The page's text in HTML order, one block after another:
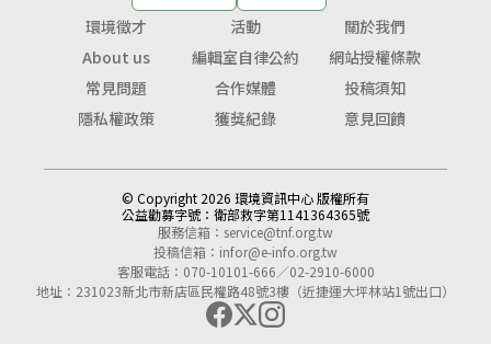
環境徵才
活動
關於我們
About us
編輯室自律公約
網站授權條款
常見問題
合作媒體
投稿須知
隱私權政策
獲獎紀錄 意見回饋
© Copyright 2026 環境資訊中心 版權所有
公益勸募字號： 衛部救字第1141364365號
服務信箱： service@tnf.org.tw
投稿信箱： infor@e-info.org.tw
客服電話：070-10101-666／02-2910-6000
地址：231023新北市新店區民權路48號3樓（近捷運大坪林站1號出口）